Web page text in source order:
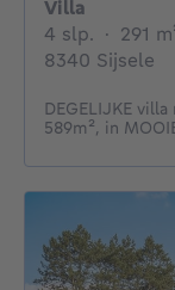
Villa
4 slp. 4
· 291
8340 Sijsele
DEGELIJKE
589m², in